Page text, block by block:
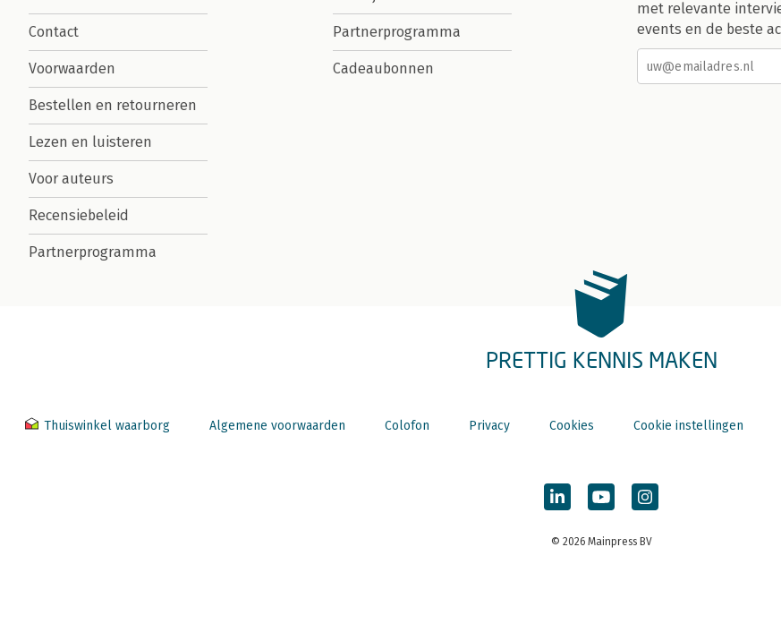
Contact
Voorwaarden
Bestellen en retourneren
Lezen en luisteren
Voor auteurs
Recensiebeleid
Partnerprogramma
Partnerprogramma
Cadeaubonnen
met relevante
events en de beste
PRETTIG KENNIS MAKEN
Thuiswinkel waarborg Algemene voorwaarden Colofon Privacy Cookies Cookie instellingen
© 2026 Mainpress BV